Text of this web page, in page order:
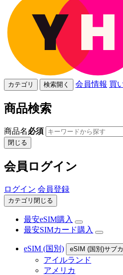
カテゴリ 検索開く 会員情報 買
商品検索
商品名必須
閉じる
会員ログイン
ログイン 会員登録
カテゴリ閉じる
最安eSIM購入
最安SIMカード購入
eSIM (国別) eSIM (国別)サブ
アイルランド
アメリカ